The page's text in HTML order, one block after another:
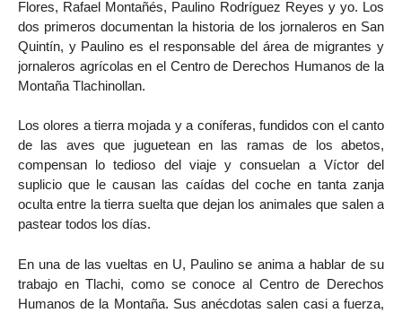
Flores, Rafael Montañés, Paulino Rodríguez Reyes y yo. Los
dos primeros documentan la historia de los jornaleros en San
Quintín, y Paulino es el responsable del área de migrantes y
jornaleros agrícolas en el Centro de Derechos Humanos de la
Montaña Tlachinollan.
Los olores a tierra mojada y a coníferas, fundidos con el canto
de las aves que juguetean en las ramas de los abetos,
compensan lo tedioso del viaje y consuelan a Víctor del
suplicio que le causan las caídas del coche en tanta zanja
oculta entre la tierra suelta que dejan los animales que salen a
pastear todos los días.
En una de las vueltas en U, Paulino se anima a hablar de su
trabajo en Tlachi, como se conoce al Centro de Derechos
Humanos de la Montaña. Sus anécdotas salen casi a fuerza,